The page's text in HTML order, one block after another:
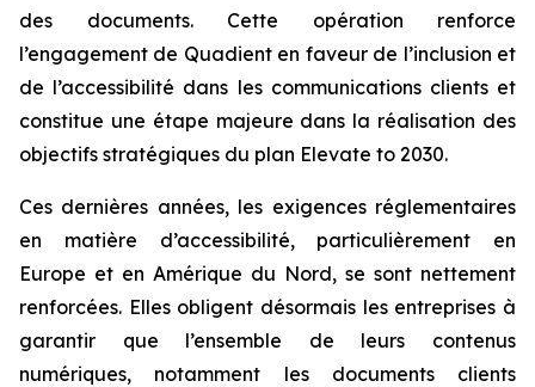
des documents. Cette opération renforce
l’engagement de Quadient en faveur de l’inclusion et
de l’accessibilité dans les communications clients et
constitue une étape majeure dans la réalisation des
objectifs stratégiques du plan Elevate to 2030.
Ces dernières années, les exigences réglementaires
en matière d’accessibilité, particulièrement en
Europe et en Amérique du Nord, se sont nettement
renforcées. Elles obligent désormais les entreprises à
garantir que l’ensemble de leurs contenus
numériques, notamment les documents clients